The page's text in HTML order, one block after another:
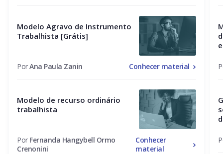
Modelo Agravo de Instrumento
Trabalhista [Grátis]
PorAna Paula Zanin Conhecer material
Modelo de recurso ordinário
trabalhista
Por Fernanda Hangybell Ormo
Crenonini
Conhecer
material